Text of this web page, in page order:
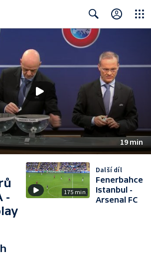
Search
19 min
-
175 min
Další díl
Fenerbahce
Istanbul -
Arsenal FC